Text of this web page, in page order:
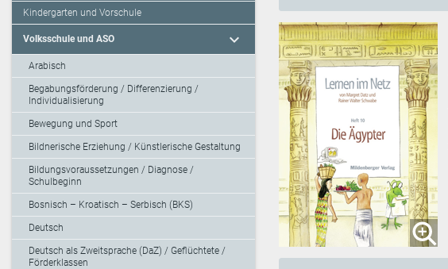
Kindergarten und Vorschule
Volksschule und ASO expand_more
Arabisch
Begabungsförderung / Differenzierung /
Individualisierung
Bewegung und Sport
Bildnerische Erziehung / Künstlerische Gestaltung
Bildungsvoraussetzungen / Diagnose /
Schulbeginn
Bosnisch – Kroatisch – Serbisch (BKS)
Deutsch
Deutsch als Zweitsprache (DaZ) / Geflüchtete /
Förderklassen